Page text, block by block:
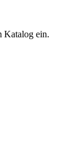
Katalog ein.